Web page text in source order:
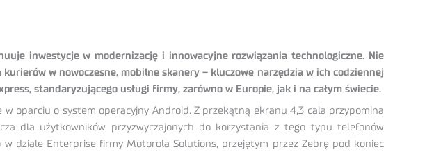
inwestycje w modernizację i innowacyjne rozwiązania technologiczne. Nie
w nowoczesne, mobilne skanery – kluczowe narzędzia w ich codziennej
standaryzującego usługi firmy, zarówno w Europie, jak i na całym świecie.
oparciu o system operacyjny Android. Z przekątną ekranu 4,3 cala przypomina
dla użytkowników przyzwyczajonych do korzystania z tego typu telefonów
dziale Enterprise firmy Motorola Solutions, przejętym przez Zebrę pod koniec